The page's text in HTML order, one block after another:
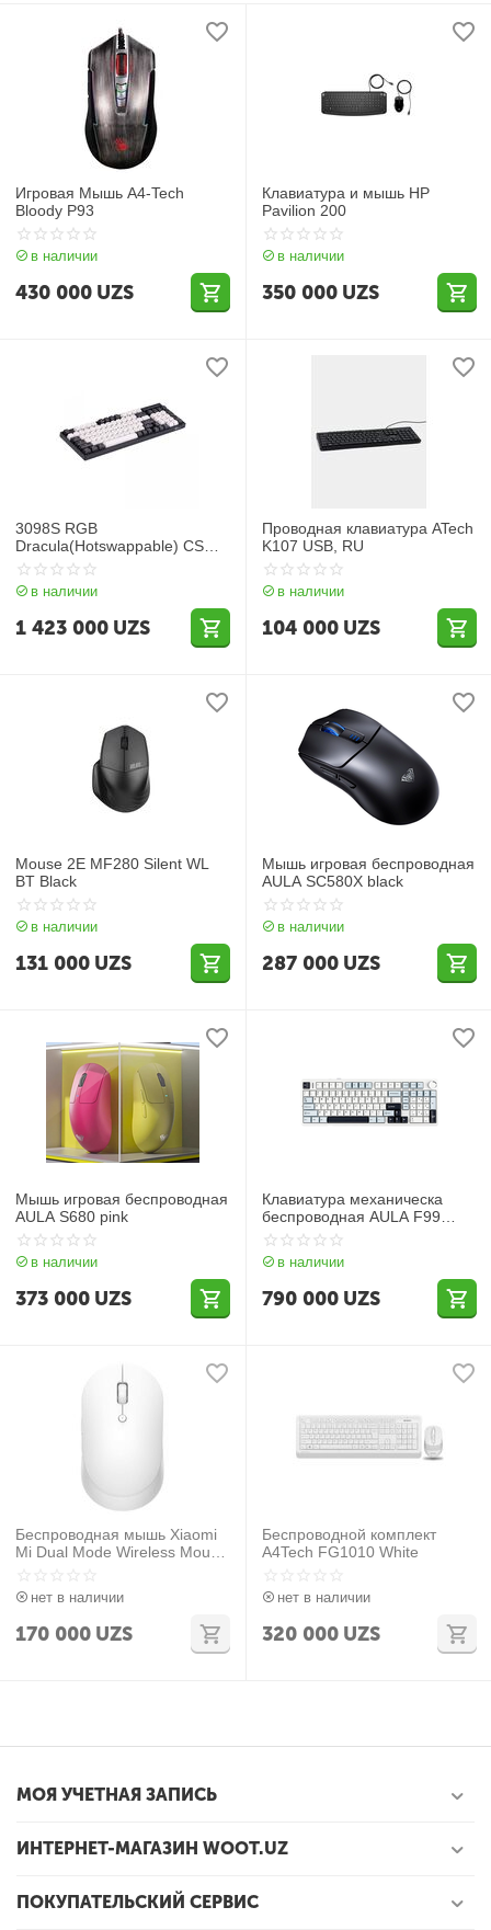
Игровая Мышь A4-Tech
Bloody P93
в наличии
430 000 UZS
Клавиатура и мышь HP
Pavilion 200
в наличии
350 000 UZS
3098S RGB
Dracula(Hotswappable) CS
Jelly Pink RGB
в наличии
1 423 000 UZS
Проводная клавиатура ATech
K107 USB, RU
в наличии
104 000 UZS
Mouse 2E MF280 Silent WL
BT Black
в наличии
131 000 UZS
Мышь игровая беспроводная
AULA SC580X black
в наличии
287 000 UZS
Мышь игровая беспроводная
AULA S680 pink
в наличии
373 000 UZS
Клавиатура механическа
беспроводная AULA F99
PRO (Gasket три вида
подключения)
в наличии
790 000 UZS
Беспроводная мышь Xiaomi
Mi Dual Mode Wireless Mouse
W02 White
нет в наличии
170 000 UZS
Беспроводной комплект
A4Tech FG1010 White
нет в наличии
320 000 UZS
МОЯ УЧЕТНАЯ ЗАПИСЬ
ИНТЕРНЕТ-МАГАЗИН WOOT.UZ
ПОКУПАТЕЛЬСКИЙ СЕРВИС